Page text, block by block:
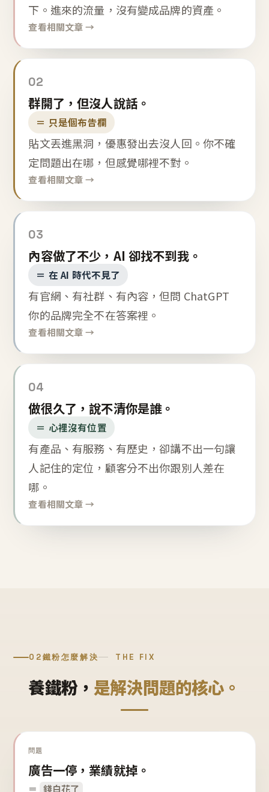
下。進來的流量，沒有變成品牌的資產。
查看相關文章 →
02
群開了，但沒人說話。
＝ 只是個布告欄
貼文丟進黑洞，優惠發出去沒人回。你不確
定問題出在哪，但感覺哪裡不對。
查看相關文章 →
03
內容做了不少，AI 卻找不到我。
＝ 在 AI 時代不見了
有官網、有社群、有內容，但問 ChatGPT
你的品牌完全不在答案裡。
查看相關文章 →
04
做很久了，說不清你是誰。
＝ 心裡沒有位置
有產品、有服務、有歷史，卻講不出一句讓
人記住的定位，顧客分不出你跟別人差在
哪。
查看相關文章 →
02鐵粉怎麼解決 THE FIX
養鐵粉， 是解決問題的核心。
問題
廣告一停，業績就掉。
＝ 錢白花了